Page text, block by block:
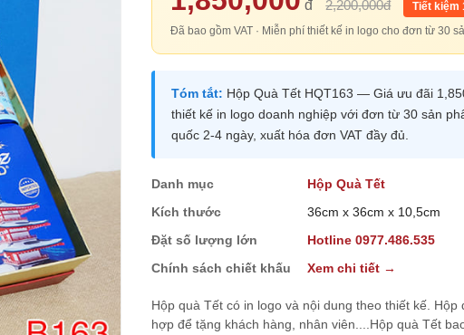
đ 2,200,000đ
Tiết kiệm
Đã bao gồm VAT · Miễn phí thiết kế in logo cho đơn từ 30
Tóm tắt: Hộp Quà Tết HQT163 — Giá ưu đãi
thiết kế in logo doanh nghiệp với đơn từ 30 sản
quốc 2-4 ngày, xuất hóa đơn VAT đầy đủ.
Danh mục
Hộp Quà Tết
Kích thước
36cm x 36cm x 10,5cm
Đặt số lượng lớn
Hotline 0977.486.535
Chính sách chiết khấu
Xem chi tiết →
Hộp quà Tết có in logo và nội dung theo thiết kế.
hợp để tặng khách hàng, nhân viên....Hộp quà Tết